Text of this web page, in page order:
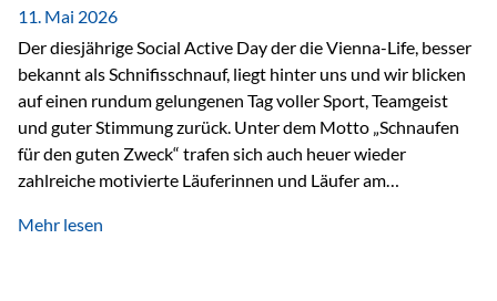
Wertentwicklung. Der Investmentansatz: Value Investing
mit Weitblick Im Zentrum steht ein…
11. Mai 2026
Der diesjährige Social Active Day der die Vienna-Life, besser
bekannt als Schnifisschnauf, liegt hinter uns und wir blicken
auf einen rundum gelungenen Tag voller Sport, Teamgeist
und guter Stimmung zurück. Unter dem Motto „Schnaufen
für den guten Zweck“ trafen sich auch heuer wieder
zahlreiche motivierte Läuferinnen und Läufer am
Höchstleistungen für einen guten Zweck zu erbringen. Mit
Mehr lesen